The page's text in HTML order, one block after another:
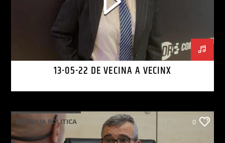
13-05-22 DE VECINA A VECINX
TERTULIA POLITICA 0